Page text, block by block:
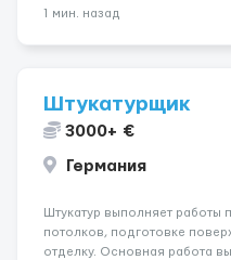
1 мин. назад
Штукатурщик
3000+ €
Германия
Штукатур выполняет
потолков, подготовке
отделку. Основная работа